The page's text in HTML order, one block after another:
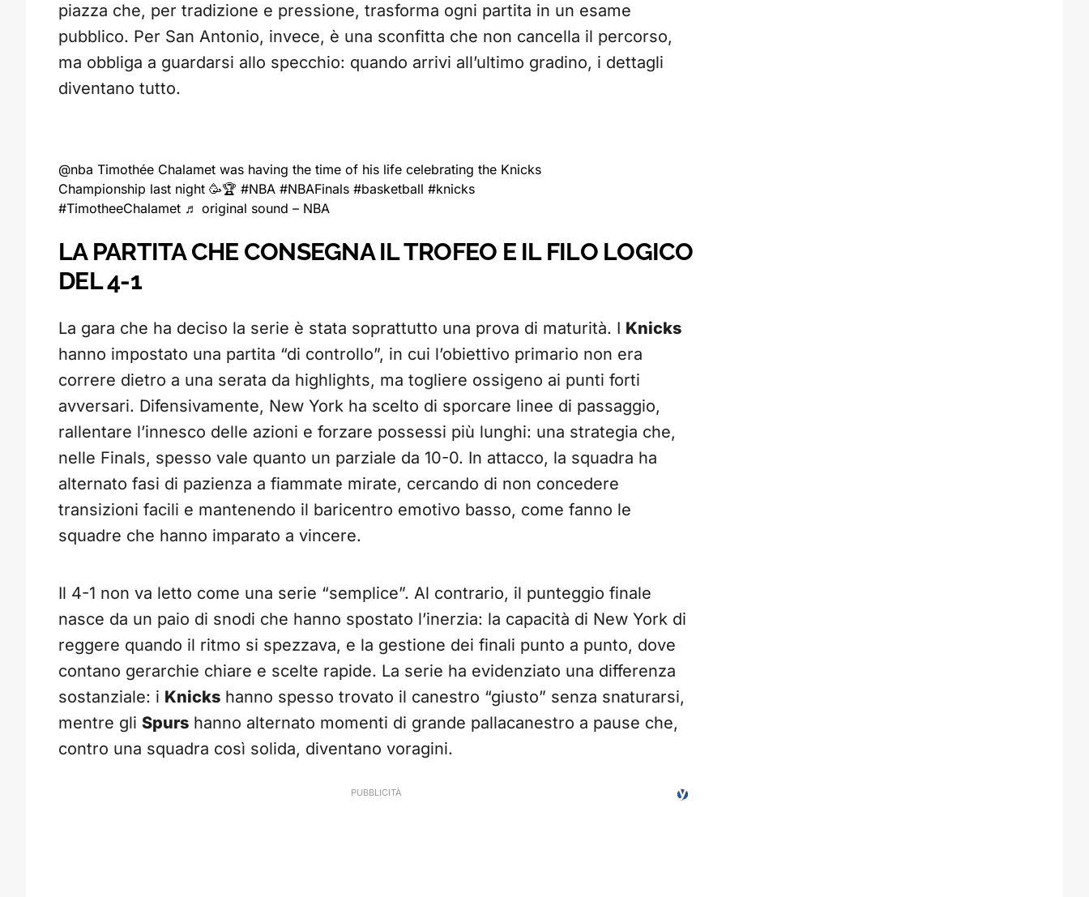
piazza che, per tradizione e pressione, trasforma ogni partita in un esame
pubblico. Per San Antonio, invece, è una sconfitta che non cancella il percorso,
ma obbliga a guardarsi allo specchio: quando arrivi all’ultimo gradino, i dettagli
diventano tutto.
@nba Timothée Chalamet was having the time of his life celebrating the Knicks
Championship last night 🥳🏆 #NBA #NBAFinals #basketball #knicks
#TimotheeChalamet ♬ original sound – NBA
LA PARTITA CHE CONSEGNA IL TROFEO E IL FILO LOGICO
DEL 4-1
La gara che ha deciso la serie è stata soprattutto una prova di maturità. I Knicks
hanno impostato una partita “di controllo”, in cui l’obiettivo primario non era
correre dietro a una serata da highlights, ma togliere ossigeno ai punti forti
avversari. Difensivamente, New York ha scelto di sporcare linee di passaggio,
rallentare l’innesco delle azioni e forzare possessi più lunghi: una strategia che,
nelle Finals, spesso vale quanto un parziale da 10-0. In attacco, la squadra ha
alternato fasi di pazienza a fiammate mirate, cercando di non concedere
transizioni facili e mantenendo il baricentro emotivo basso, come fanno le
squadre che hanno imparato a vincere.
Il 4-1 non va letto come una serie “semplice”. Al contrario, il punteggio finale
nasce da un paio di snodi che hanno spostato l’inerzia: la capacità di New York di
reggere quando il ritmo si spezzava, e la gestione dei finali punto a punto, dove
contano gerarchie chiare e scelte rapide. La serie ha evidenziato una differenza
sostanziale: i Knicks hanno spesso trovato il canestro “giusto” senza snaturarsi,
mentre gli Spurs hanno alternato momenti di grande pallacanestro a pause che,
contro una squadra così solida, diventano voragini.